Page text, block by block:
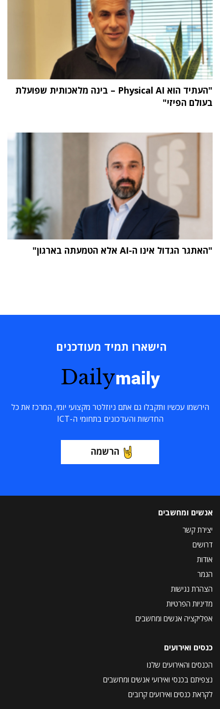
"העתיד הוא Physical AI – בינה מלאכותית שפועלת
בעולם הפיזי"
"האתגר הגדול אינו ה-AI אלא הטמעתה בארגון"
הישארו תמיד מעודכנים
Dailymaily
הירשמו עכשיו ותקבלו גם אתם ניוזלטר מקצועי יומי, המרכז את כל
החדשות והעדכונים בתחומי ה-ICT
הרשמה
אנשים ומחשבים
יצירת קשר
דרושים
אודות
הנמר
הצהרת נגישות
מדיניות הפרטיות
אפליקציה אנשים ומחשבים
כנסים ואירועים
הכנסים והאירועים שלנו
נצפיתם בכנסי ואירועי אנשים ומחשבים
לקראת כנסים ואירועים קרובים